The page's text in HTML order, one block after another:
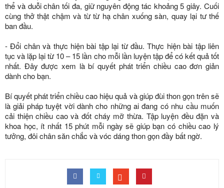
thể và duỗi chân tối đa, giữ nguyên động tác khoảng 5 giây. Cuối
cùng thở thật chậm và từ từ hạ chân xuống sàn, quay lại tư thế
ban đầu.
- Đổi chân và thực hiện bài tập lại từ đầu. Thực hiện bài tập liên
tục và lặp lại từ 10 – 15 lần cho mỗi lần luyện tập để có kết quả tốt
nhất. Đây được xem là bí quyết phát triển chiều cao đơn giản
dành cho bạn.
Bí quyết phát triển chiều cao hiệu quả và giúp đùi thon gọn trên sẽ
là giải pháp tuyệt vời dành cho những ai đang có nhu cầu muốn
cải thiện chiều cao và đốt cháy mỡ thừa. Tập luyện đều đặn và
khoa học, ít nhất 15 phút mỗi ngày sẽ giúp bạn có chiều cao lý
tưởng, đôi chân săn chắc và vóc dáng thon gọn đầy bất ngờ.